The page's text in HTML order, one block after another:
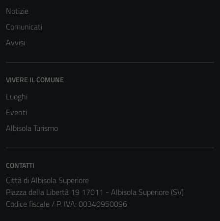
Notizie
Comunicati
Avvisi
VIVERE IL COMUNE
Luoghi
Eventi
Albisola Turismo
CONTATTI
Città di Albisola Superiore
Piazza della Libertà 19 17011 - Albisola Superiore (SV)
Codice fiscale / P. IVA: 00340950096